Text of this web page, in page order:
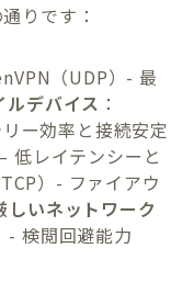
りです：
（UDP）- 最
ルデバイス ：
ー効率と接続安定
低レイテンシーと
）- ファイアウ
しいネットワーク
- 検閲回避能力